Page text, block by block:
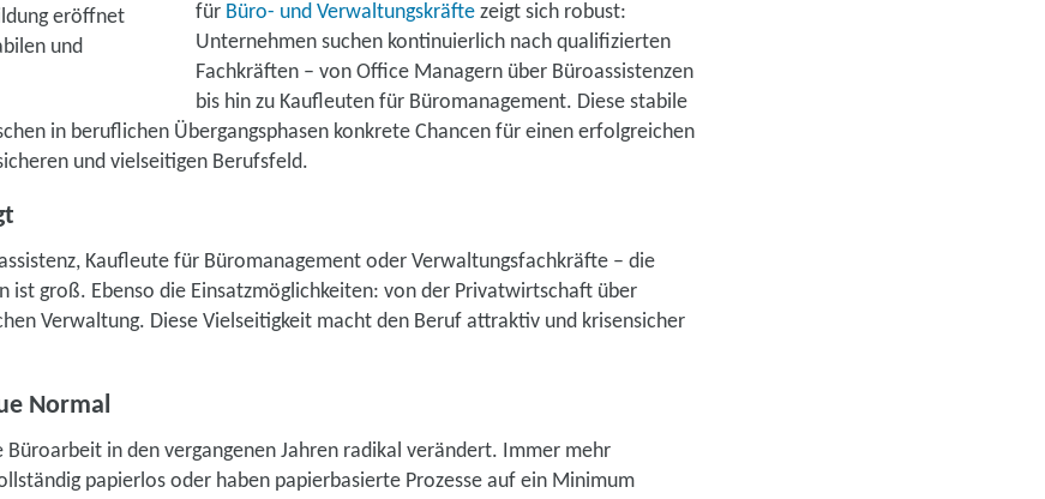
eröffnet
und
für Büro- und Verwaltungskräfte zeigt sich robust:
Unternehmen suchen kontinuierlich nach qualifizierten
Fachkräften – von Office Managern über Büroassistenzen
bis hin zu Kaufleuten für Büromanagement. Diese stabile
in beruflichen Übergangsphasen konkrete Chancen für einen erfolgreichen
und vielseitigen Berufsfeld.
Kaufleute für Büromanagement oder Verwaltungsfachkräfte – die
ist groß. Ebenso die Einsatzmöglichkeiten: von der Privatwirtschaft über
Verwaltung. Diese Vielseitigkeit macht den Beruf attraktiv und krisensicher
Normal
in den vergangenen Jahren radikal verändert. Immer mehr
papierlos oder haben papierbasierte Prozesse auf ein Minimum